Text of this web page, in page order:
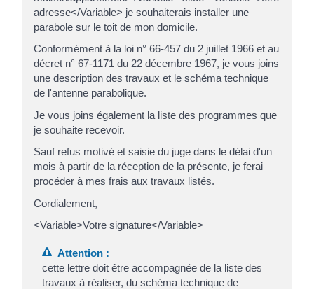
adresse</Variable> je souhaiterais installer une
parabole sur le toit de mon domicile.
Conformément à la loi n° 66-457 du 2 juillet 1966 et au
décret n° 67-1171 du 22 décembre 1967, je vous joins
une description des travaux et le schéma technique
de l'antenne parabolique.
Je vous joins également la liste des programmes que
je souhaite recevoir.
Sauf refus motivé et saisie du juge dans le délai d'un
mois à partir de la réception de la présente, je ferai
procéder à mes frais aux travaux listés.
Cordialement,
<Variable>Votre signature</Variable>
Attention :
cette lettre doit être accompagnée de la liste des
travaux à réaliser, du schéma technique de